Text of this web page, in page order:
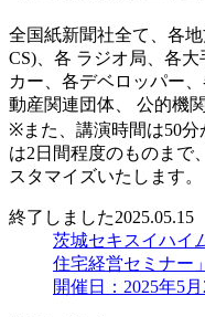
全国紙新聞社全て、各
CS)、各 ラジオ局、各
カー、各デベロッパー
動産関連団体、 公的機
※また、講演時間は50分
は2日間程度のものま
スタマイズいたします。
終了しました2025.05.15
茨城セキスイハイ
住宅経営セミナー
開催日：2025年5